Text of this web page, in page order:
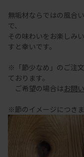
無垢材ならではの風合
で、
その味わいをお楽しみ
すと幸いです。
※「節少なめ」のご注
ております。
ご希望の場合はお問
※節のイメージにつき